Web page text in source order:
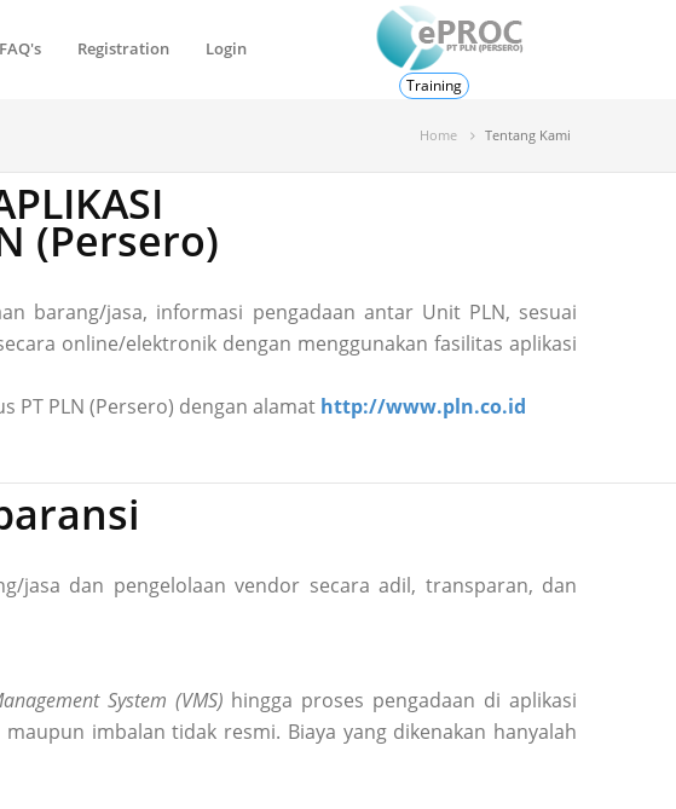
Training
FAQ's Registration Login
Home Tentang Kami
(Persero)
barang/jasa, informasi pengadaan antar Unit PLN, sesuai
online/elektronik dengan menggunakan fasilitas aplikasi
PT PLN (Persero) dengan alamat http://www.pln.co.id
jasa dan pengelolaan vendor secara adil, transparan, dan
System (VMS) hingga proses pengadaan di aplikasi
imbalan tidak resmi. Biaya yang dikenakan hanyalah